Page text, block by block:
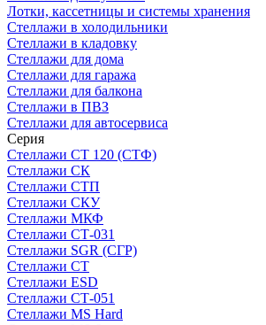
Лотки, кассетницы и системы хранения
Стеллажи в холодильники
Стеллажи в кладовку
Стеллажи для дома
Стеллажи для гаража
Стеллажи для балкона
Стеллажи в ПВЗ
Стеллажи для автосервиса
Серия
Стеллажи СТ 120 (СТФ)
Стеллажи СК
Стеллажи СТП
Стеллажи СКУ
Стеллажи МКФ
Стеллажи СТ-031
Стеллажи SGR (СГР)
Стеллажи СТ
Стеллажи ESD
Стеллажи СТ-051
Стеллажи MS Hard